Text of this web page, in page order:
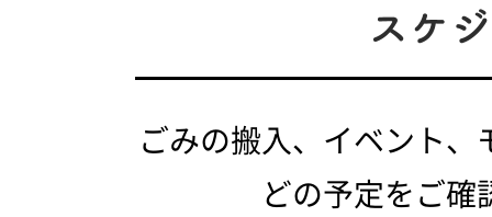
ごみの搬入、イベント
どの予定をご